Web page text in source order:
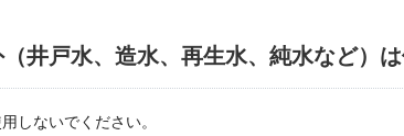
井戸水、造水、再生水、純水など）
しないでください。